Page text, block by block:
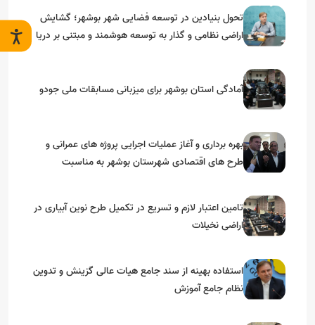
تحول بنیادین در توسعه فضایی شهر بوشهر؛ گشایش
اراضی نظامی و گذار به توسعه هوشمند و مبتنی بر دریا
آمادگی استان بوشهر برای میزبانی مسابقات ملی جودو
بهره برداری و آغاز عملیات اجرایی پروژه های عمرانی و
طرح های اقتصادی شهرستان بوشهر به مناسبت
تامین اعتبار لازم و تسریع در تکمیل طرح نوین آبیاری در
اراضی نخیلات
استفاده بهینه از سند جامع هیات عالی گزینش و‌ تدوین
نظام جامع آموزش